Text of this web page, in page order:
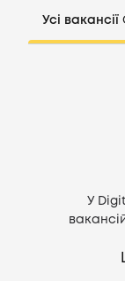
Усі вакансії
У